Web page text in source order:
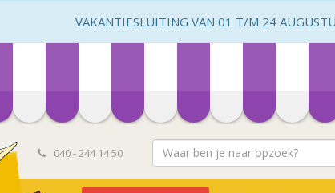
VAKANTIESLUITING VAN 01 T/M 24
040 - 244 14 50